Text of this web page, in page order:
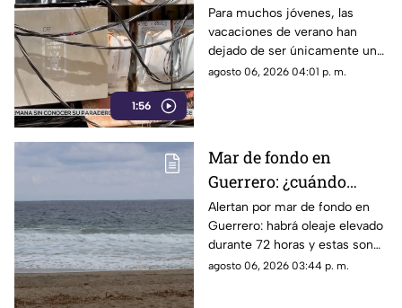
1:56
temporales ante el
próximo ciclo escolar
Para muchos jóvenes, las
vacaciones de verano han
dejado de ser únicamente un
periodo de descanso y
agosto 06, 2026 04:01 p. m.
Mar de fondo en
Guerrero: ¿cuándo
llegará y qué zonas de
Acapulco serán
afectadas?
Alertan por mar de fondo en
Guerrero: habrá oleaje elevado
durante 72 horas y estas son
las zonas de Acapulco con
agosto 06, 2026 03:44 p. m.